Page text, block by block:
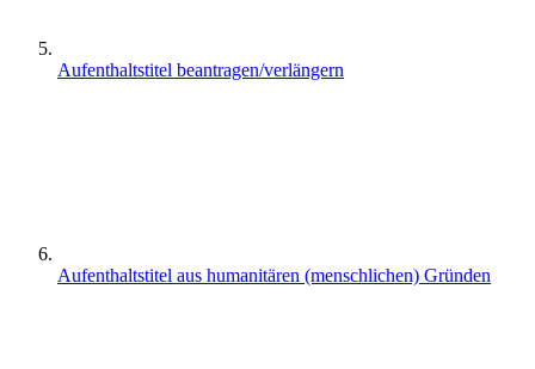
Aufenthaltstitel beantragen/verlängern
Aufenthaltstitel aus humanitären (menschlichen) Gründen